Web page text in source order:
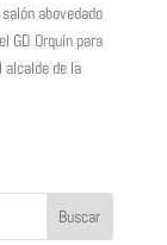
abovedado
Orquín para
de la